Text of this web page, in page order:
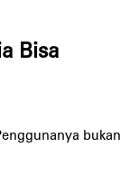
Bisa
bukan